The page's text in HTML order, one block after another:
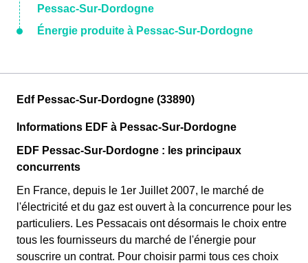
Pessac-Sur-Dordogne
Énergie produite à Pessac-Sur-Dordogne
Edf Pessac-Sur-Dordogne (33890)
Informations EDF à Pessac-Sur-Dordogne
EDF Pessac-Sur-Dordogne : les principaux
concurrents
En France, depuis le 1er Juillet 2007, le marché de
l'électricité et du gaz est ouvert à la concurrence pour les
particuliers. Les Pessacais ont désormais le choix entre
tous les fournisseurs du marché de l'énergie pour
souscrire un contrat. Pour choisir parmi tous ces choix